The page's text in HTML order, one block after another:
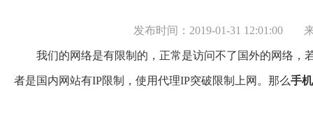
发布时间：2019-01-31 12:01:00
我们的网络是有限制的，正常是访问不了国外的网络，
者是国内网站有IP限制，使用代理IP突破限制上网。那么手